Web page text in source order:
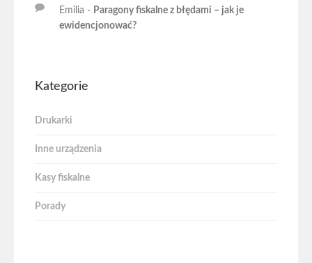
Emilia - Paragony fiskalne z błędami – jak je
ewidencjonować?
Kategorie
Drukarki
Inne urządzenia
Kasy fiskalne
Porady